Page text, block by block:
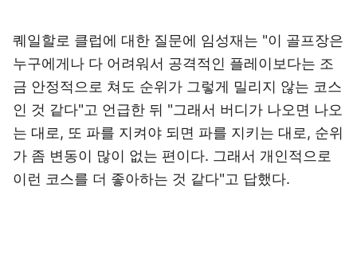
퀘일할로 클럽에 대한 질문에 임성재는 "이 골프장은
누구에게나 다 어려워서 공격적인 플레이보다는 조
금 안정적으로 쳐도 순위가 그렇게 밀리지 않는 코스
인 것 같다"고 언급한 뒤 "그래서 버디가 나오면 나오
는 대로, 또 파를 지켜야 되면 파를 지키는 대로, 순위
가 좀 변동이 많이 없는 편이다. 그래서 개인적으로
이런 코스를 더 좋아하는 것 같다"고 답했다.